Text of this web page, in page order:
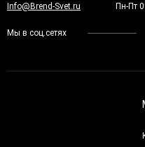
Info@Brend-Svet.ru Пн-Пт
Мы в соц.сетях